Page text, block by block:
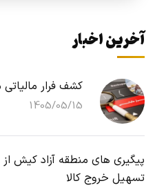
آخرین اخبار
کشف فرار
1405/05/15
پیگیری های منطقه آزاد کیش
تسهیل خروج کالا